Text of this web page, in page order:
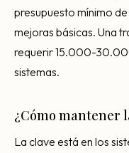
presupuesto mínimo
mejoras básicas. Una
requerir 15.000-
sistemas.
¿Cómo mantener
La clave está en los